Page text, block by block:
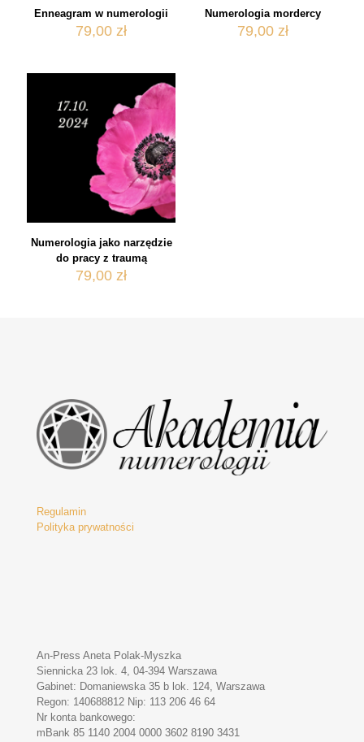
Enneagram w numerologii
79,00zł
Numerologia mordercy
79,00 zł
Numerologia jako narzędzie
do pracy z traumą
79,00 zł
Regulamin
Polityka prywatności
An-Press Aneta Polak-Myszka
Siennicka 23 lok. 4, 04-394 Warszawa
Gabinet: Domaniewska 35 b lok. 124, Warszawa
Regon: 140688812 Nip: 113 206 46 64
Nr konta bankowego:
mBank 85 1140 2004 0000 3602 8190 3431